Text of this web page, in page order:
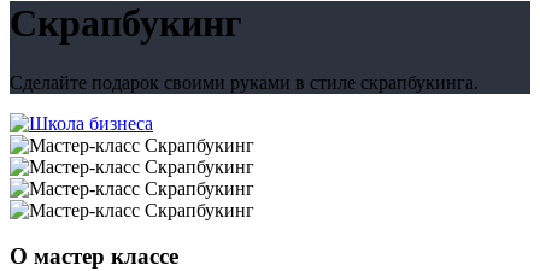
Скрапбукинг
Сделайте подарок своими руками в стиле скрапбукинга.
О мастер классе